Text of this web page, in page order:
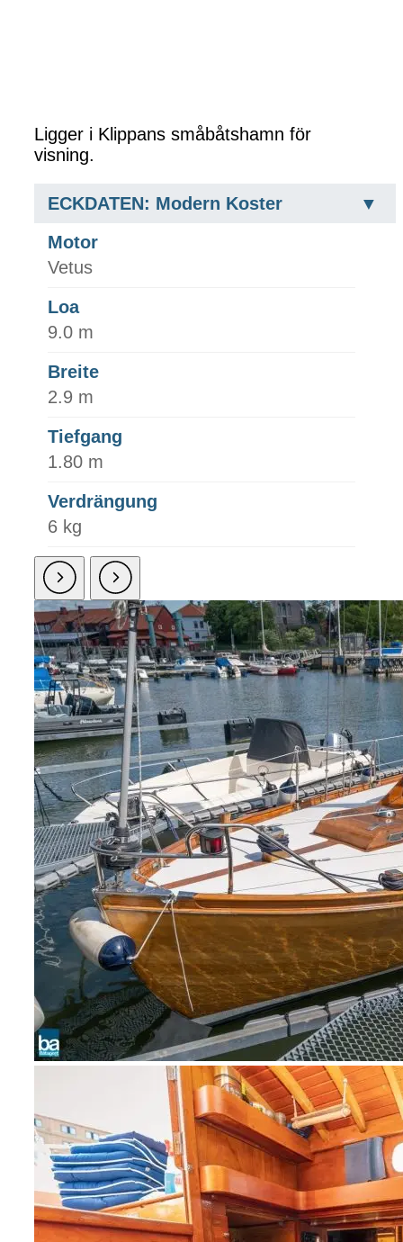
Ligger i Klippans småbåtshamn för
visning.
ECKDATEN: Modern Koster
Motor
Vetus
Loa
9.0 m
Breite
2.9 m
Tiefgang
1.80 m
Verdrängung
6 kg